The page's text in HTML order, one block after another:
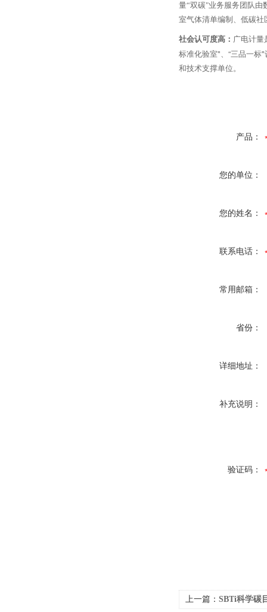
量“双碳"业务服务团队由
室气体清单编制、低碳
社会认可度高： 广电计量
标准化验室"、“三品一标
和技术支撑单位。
产品：
您的单位：
您的姓名：
联系电话：
常用邮箱：
省份：
详细地址：
补充说明：
验证码：
上一篇： SBTi科学碳